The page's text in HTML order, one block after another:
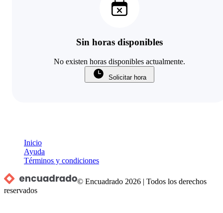
Sin horas disponibles
No existen horas disponibles actualmente.
Solicitar hora
Inicio
Ayuda
Términos y condiciones
© Encuadrado 2026 |Todos los derechos
reservados